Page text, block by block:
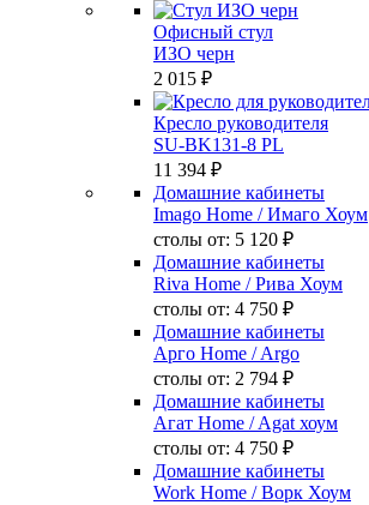
Офисный стул
ИЗО черн
2 015 ₽
Кресло руководителя
SU-BK131-8 PL
11 394 ₽
Домашние кабинеты
Imago Home / Имаго Хоум
столы от: 5 120 ₽
Домашние кабинеты
Riva Home / Рива Хоум
столы от: 4 750 ₽
Домашние кабинеты
Арго Home / Argo
столы от: 2 794 ₽
Домашние кабинеты
Агат Home / Agat хоум
столы от: 4 750 ₽
Домашние кабинеты
Work Home / Ворк Хоум